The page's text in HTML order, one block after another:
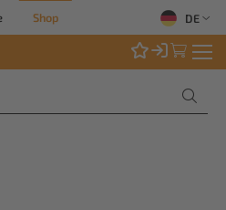
Shop DE